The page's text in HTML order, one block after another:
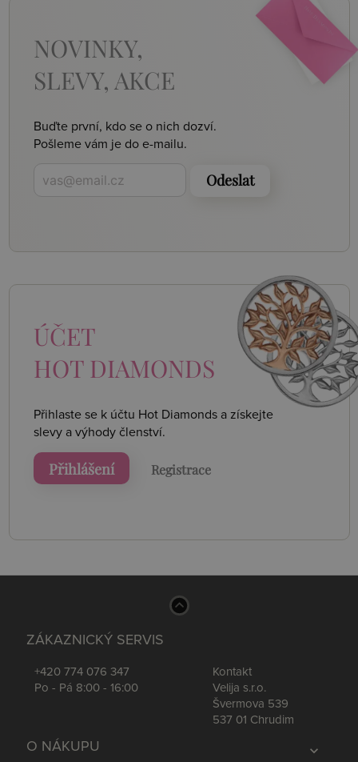
NOVINKY,
SLEVY, AKCE
Buďte první, kdo se o nich dozví.
Pošleme vám je do e-mailu.
Odeslat
ÚČET
HOT DIAMONDS
Přihlaste se k účtu Hot Diamonds a získejte
slevy a výhody členství.
Přihlášení Registrace
ZÁKAZNICKÝ SERVIS
+420 774 076 347
Po - Pá 8:00 - 16:00
Kontakt
Velija s.r.o.
Švermova 539
537 01 Chrudim
expand_more
O NÁKUPU